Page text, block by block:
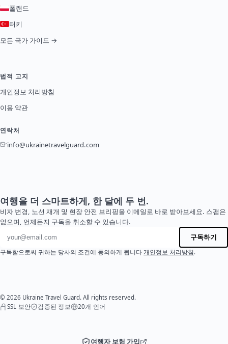
폴랜드
터키
모든 국가 가이드 →
법적 고지
개인정보 처리방침
이용 약관
연락처
info@ukrainetravelguard.com
여행을 더 스마트하게, 한 달에 두 번.
비자 변경, 노선 재개 및 현장 안전 브리핑을 이메일로 바로 받아보세요. 스팸은
없으며, 언제든지 구독을 취소할 수 있습니다.
이메일 주소
구독하기
구독함으로써 귀하는 당사의 조건에 동의하게 됩니다 개인정보 처리방침.
© 2026 Ukraine Travel Guard. All rights reserved.
SSL 보안
검증된 정보 20개 언어
여행자 보험 가입